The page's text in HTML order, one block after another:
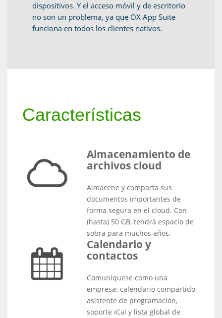
dispositivos. Y el acceso móvil y de escritorio
no son un problema, ya que OX App Suite
funciona en todos los clientes nativos.
Características
Almacenamiento de
archivos cloud
Almacene y comparta sus
documentos importantes de
forma segura en el cloud. Con
(hasta) 50 GB, tendrá espacio de
sobra para muchos años.
Calendario y
contactos
Comuníquese como una
empresa: calendario compartido,
asistente de programación,
soporte iCal y lista global de